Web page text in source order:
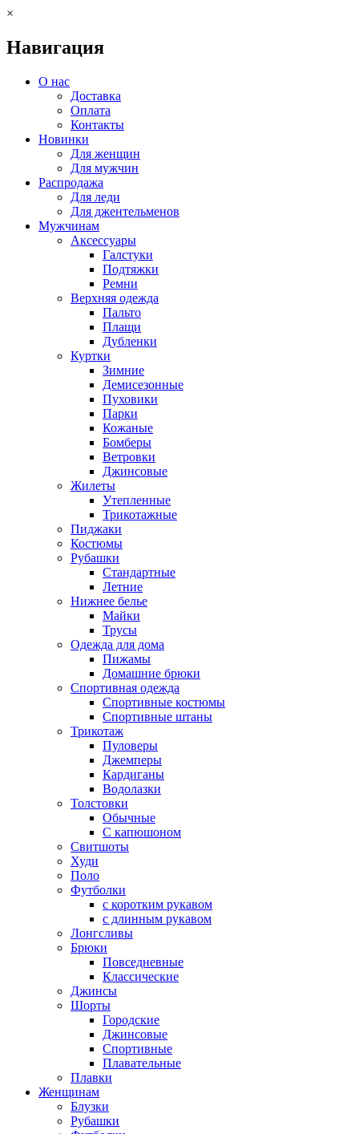
×
Навигация
О нас
Доставка
Оплата
Контакты
Новинки
Для женщин
Для мужчин
Распродажа
Для леди
Для джентельменов
Мужчинам
Аксессуары
Галстуки
Подтяжки
Ремни
Верхняя одежда
Пальто
Плащи
Дубленки
Куртки
Зимние
Демисезонные
Пуховики
Парки
Кожаные
Бомберы
Ветровки
Джинсовые
Жилеты
Утепленные
Трикотажные
Пиджаки
Костюмы
Рубашки
Стандартные
Летние
Нижнее белье
Майки
Трусы
Одежда для дома
Пижамы
Домашние брюки
Спортивная одежда
Спортивные костюмы
Спортивные штаны
Трикотаж
Пуловеры
Джемперы
Кардиганы
Водолазки
Толстовки
Обычные
С капюшоном
Свитшоты
Худи
Поло
Футболки
с коротким рукавом
с длинным рукавом
Лонгсливы
Брюки
Повседневные
Классические
Джинсы
Шорты
Городские
Джинсовые
Спортивные
Плавательные
Плавки
Женщинам
Блузки
Рубашки